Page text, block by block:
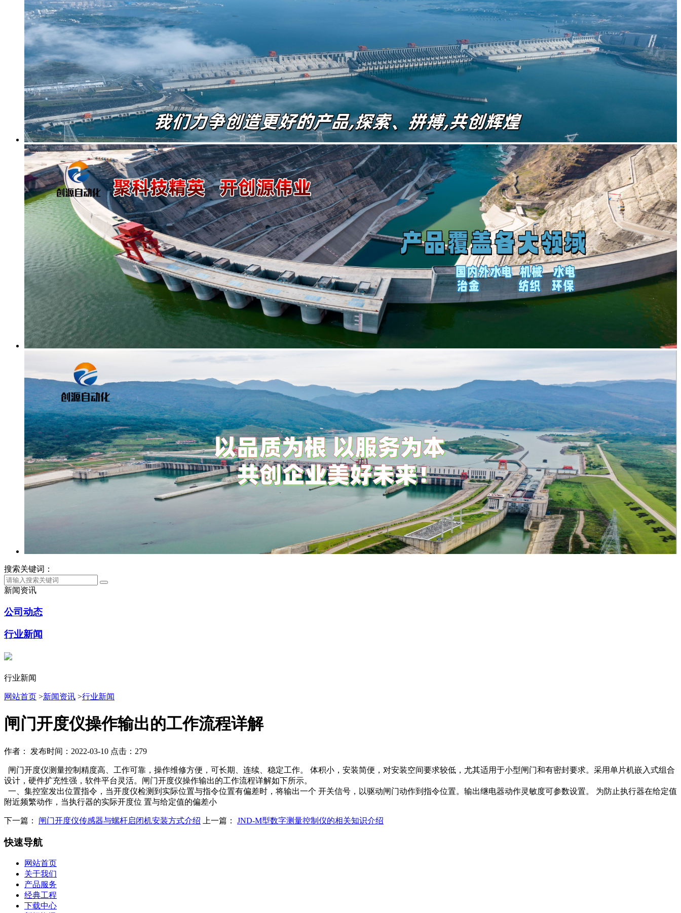
搜索关键词：
新闻资讯
公司动态
行业新闻
行业新闻
网站首页 >新闻资讯 >行业新闻
闸门开度仪操作输出的工作流程详解
作者： 发布时间：2022-03-10 点击：279
闸门开度仪测量控制精度高、工作可靠，操作维修方便，可长期、连续、稳定工作。 体积小，安装简便，对安装空间要求较低，尤其适用于小型闸门和有密封要求。采用单片机嵌入式组合
设计，硬件扩充性强，软件平台灵活。闸门开度仪操作输出的工作流程详解如下所示。
一、集控室发出位置指令，当开度仪检测到实际位置与指令位置有偏差时，将输出一个 开关信号，以驱动闸门动作到指令位置。输出继电器动作灵敏度可参数设置。 为防止执行器在给定值
附近频繁动作，当执行器的实际开度位 置与给定值的偏差小
下一篇： 闸门开度仪传感器与螺杆启闭机安装方式介绍 上一篇： JND-M型数字测量控制仪的相关知识介绍
快速导航
网站首页
关于我们
产品服务
经典工程
下载中心